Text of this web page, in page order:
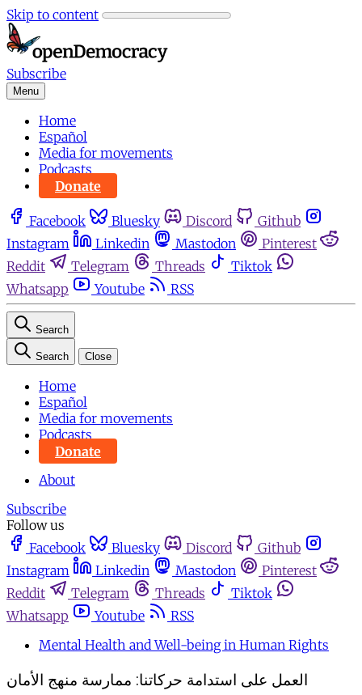
Skip to content
Subscribe
Menu
Home
Español
Media for movements
Podcasts
Donate
Facebook Bluesky Discord
Github
Instagram
Linkedin Mastodon
Pinterest
Reddit
Telegram Threads
Tiktok
Whatsapp
Youtube RSS
Search
Search Close
Home
Español
Media for movements
Podcasts
Donate
About
Subscribe
Follow us
Facebook
Bluesky Discord
Github
Instagram
Linkedin Mastodon
Pinterest
Reddit
Telegram Threads
Tiktok
Whatsapp
Youtube
RSS
Mental Health and Well-being in Human Rights
العمل على استدامة حركاتنا: ممارسة منهج الأمان